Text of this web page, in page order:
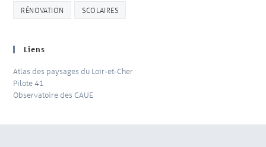
RÉNOVATION SCOLAIRES
Liens
Atlas des paysages du Loir-et-Cher
Pilote 41
Observatoire des CAUE